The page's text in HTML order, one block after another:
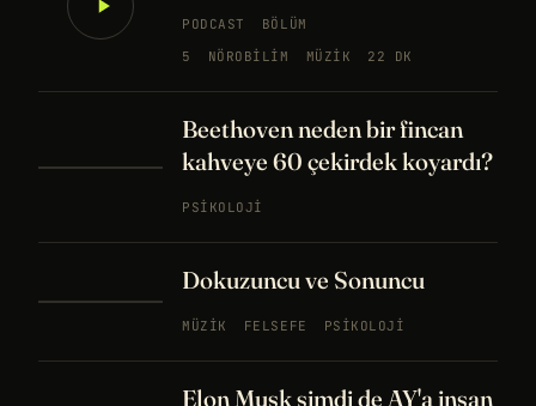
PODCAST
BÖLÜM
5
NÖROBILIM MÜZIK 22 DK
Beethoven neden bir fincan
kahveye 60 çekirdek koyardı?
PSIKOLOJI
Dokuzuncu ve Sonuncu
MÜZIK FELSEFE PSIKOLOJI
Elon Musk şimdi de AY'a insan